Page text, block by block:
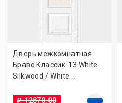
Дверь межкомнатная
Браво Классик-13 White
Silkwood / White...
₽ 12870.00